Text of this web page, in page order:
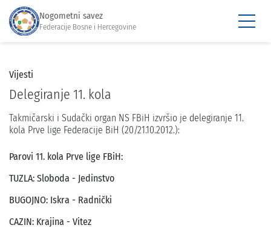
Nogometni savez
Federacije Bosne i Hercegovine
Vijesti
Delegiranje 11. kola
Takmičarski i Sudački organ NS FBiH izvršio je delegiranje 11.
kola Prve lige Federacije BiH (20/21.10.2012.):
Parovi 11. kola Prve lige FBiH:
TUZLA: Sloboda - Jedinstvo
BUGOJNO: Iskra - Radnički
CAZIN: Krajina - Vitez